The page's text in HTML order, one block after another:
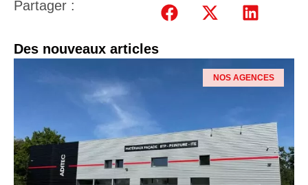
Partager :
Des nouveaux articles
NOS AGENCES